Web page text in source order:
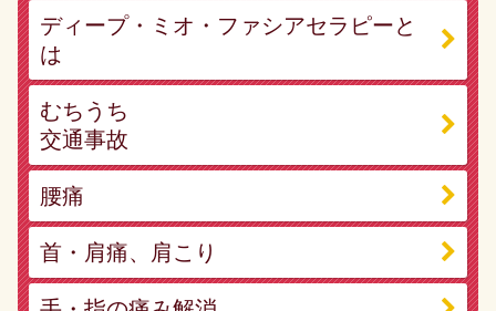
ディープ・ミオ・ファシアセラピーと
は
むちうち
交通事故
腰痛
首・肩痛、肩こり